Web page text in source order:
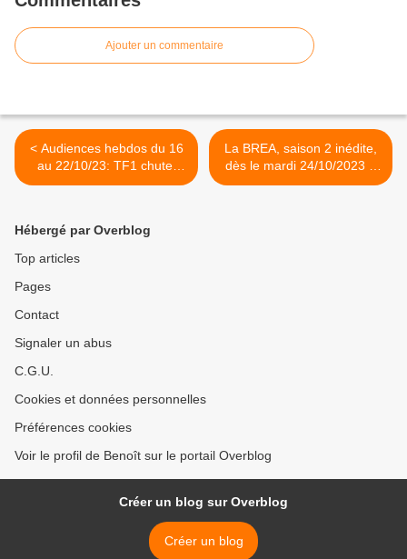
Ajouter un commentaire
< Audiences hebdos du 16
au 22/10/23: TF1 chute.
Fr2, Fr3, M6, Fr5 et Arte à
toujours devant TMC.
La BREA, saison 2 inédite,
dès le mardi 24/10/2023 à
23h45 sur TF1 >
Hébergé par Overblog
Top articles
Pages
Contact
Signaler un abus
C.G.U.
Cookies et données personnelles
Préférences cookies
Voir le profil de Benoît sur le portail Overblog
Créer un blog sur Overblog
Créer un blog